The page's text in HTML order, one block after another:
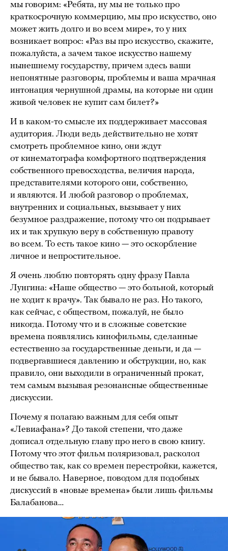
мы говорим: «Ребята, ну мы не только про
краткосрочную коммерцию, мы про искусство, оно
может жить долго и во всем мире», то у них
возникает вопрос: «Раз вы про искусство, скажите,
пожалуйста, а зачем такое искусство нашему
нынешнему государству, причем здесь ваши
непонятные разговоры, проблемы и ваша мрачная
интонация чернушной драмы, на которые ни один
живой человек не купит сам билет?»
И в каком-то смысле их поддерживает массовая
аудитория. Люди ведь действительно не хотят
смотреть проблемное кино, они ждут
от кинематографа комфортного подтверждения
собственного превосходства, величия народа,
представителями которого они, собственно,
и являются. И любой разговор о проблемах,
внутренних и социальных, вызывает у них
безумное раздражение, потому что он подрывает
их и так хрупкую веру в собственную правоту
во всем. То есть такое кино — это оскорбление
личное и непростительное.
Я очень люблю повторять одну фразу Павла
Лунгина: «Наше общество — это больной, который
не ходит к врачу». Так бывало не раз. Но такого,
как сейчас, с обществом, пожалуй, не было
никогда. Потому что и в сложные советские
времена появлялись кинофильмы, сделанные
естественно за государственные деньги, и да —
подвергавшиеся давлению и обструкции, но, как
правило, они выходили в ограниченный прокат,
тем самым вызывая резонансные общественные
дискуссии.
Почему я полагаю важным для себя опыт
«Левиафана»? До такой степени, что даже
дописал отдельную главу про него в свою книгу.
Потому что этот фильм поляризовал, расколол
общество так, как со времен перестройки, кажется,
и не бывало. Наверное, поводом для подобных
дискуссий в «новые времена» были лишь фильмы
Балабанова…